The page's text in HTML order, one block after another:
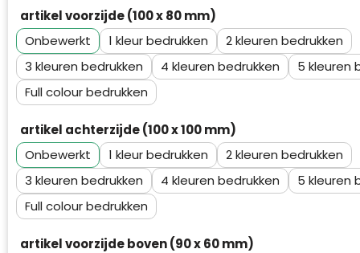
Waterman
artikel voorzijde (100 x 80 mm)
Onbewerkt
1
2
3
4
5
Full colour
artikel achterzijde (100 x 100 mm)
Onbewerkt
1
2
3
4
5
Full colour
artikel voorzijde boven (90 x 60 mm)